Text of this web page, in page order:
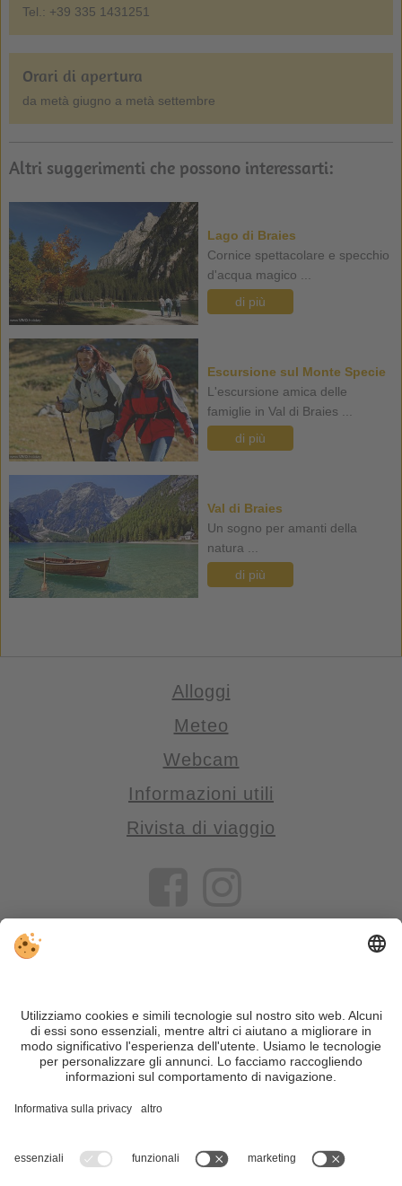
Tel.: +39 335 1431251
Orari di apertura
da metà giugno a metà settembre
Altri suggerimenti che possono interessarti:
Lago di Braies
Cornice spettacolare e specchio
d'acqua magico ...
di più
Escursione sul Monte Specie
L'escursione amica delle
famiglie in Val di Braies ...
di più
Val di Braies
Un sogno per amanti della
natura ...
di più
Alloggi
Meteo
Webcam
Informazioni utili
Rivista di viaggio
VIVOSüdtirol è il portale di viaggio per chi desidera vivere il
Trentino Alto Adige davvero – con consigli autentici, alloggi e
offerte su misura.
Nonostante il lavoro accurato e il costante aggiornamento dei
motivi di sicurezza, si prega di verificare chiedendo